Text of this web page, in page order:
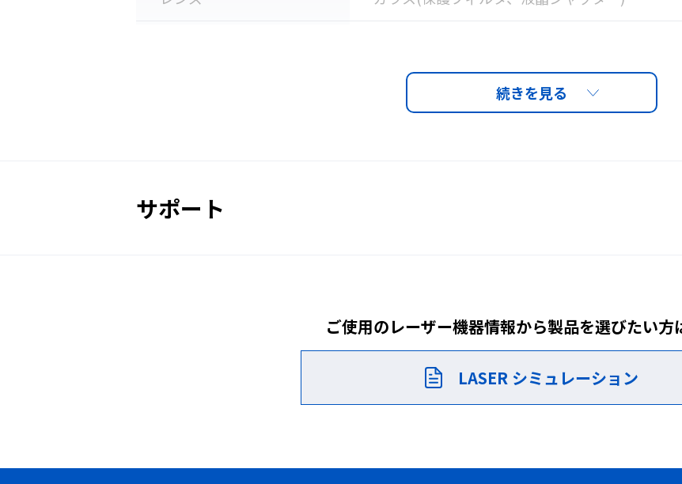
・トラップス ・クリーナークロス ・セミハー
ペアレンズ）
販売価格
■可視光線透過率標準：約14%（開）→約0.3%（閉）
サポート
ご使用のレーザー機器情報から製品を選びたい方
LASER シミュレーション